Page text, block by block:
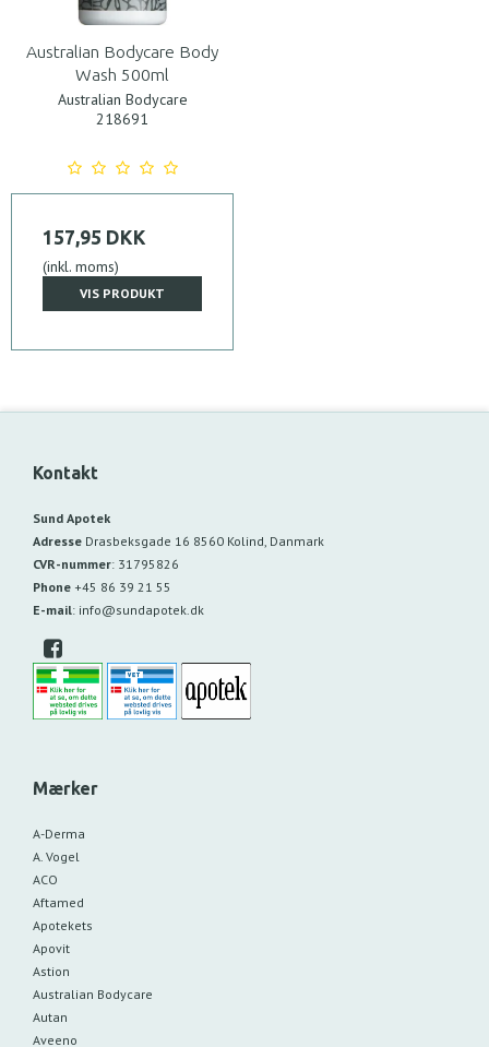
Australian Bodycare Body
Wash 500ml
Australian Bodycare
218691
157,95 DKK
(inkl. moms)
VIS PRODUKT
Kontakt
Sund Apotek
Adresse Drasbeksgade 16 8560 Kolind, Danmark
CVR-nummer: 31795826
Phone +45 86 39 21 55
E-mail: info@sundapotek.dk
Mærker
A-Derma
A. Vogel
ACO
Aftamed
Apotekets
Apovit
Astion
Australian Bodycare
Autan
Aveeno